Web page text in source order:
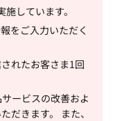
しています。
をご入力いただく
れたお客さま1回
ービスの改善およ
だきます。 また、